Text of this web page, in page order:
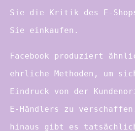
Sie die Kritik des E-
Sie einkaufen.
Facebook produziert
ehrliche Methoden, um
Eindruck von der
E-Händlers zu
hinaus gibt es